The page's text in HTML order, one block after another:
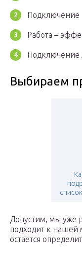
Подключение
Работа –
Подключение
Выбираем
Допустим, мы уже
подходит к нашей
остается